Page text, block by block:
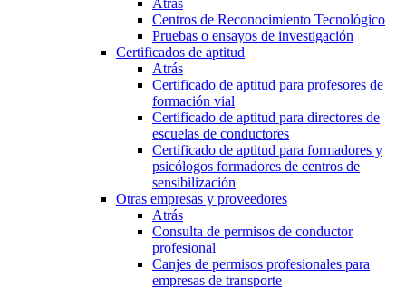
Atrás
Centros de Reconocimiento Tecnológico
Pruebas o ensayos de investigación
Certificados de aptitud
Atrás
Certificado de aptitud para profesores de
formación vial
Certificado de aptitud para directores de
escuelas de conductores
Certificado de aptitud para formadores y
psicólogos formadores de centros de
sensibilización
Otras empresas y proveedores
Atrás
Consulta de permisos de conductor
profesional
Canjes de permisos profesionales para
empresas de transporte